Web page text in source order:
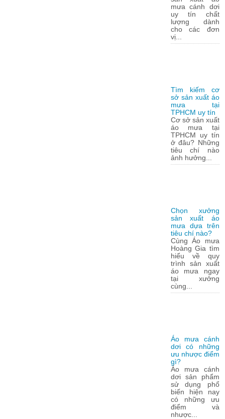
mưa cánh dơi
uy tín chất
lượng dành
cho các đơn
vị...
Tìm kiếm cơ
sở sản xuất áo
mưa tại
TPHCM uy tín
Cơ sở sản xuất
áo mưa tại
TPHCM uy tín
ở đâu? Những
tiêu chí nào
ảnh hưởng...
Chọn xưởng
sản xuất áo
mưa dựa trên
tiêu chí nào?
Cùng Áo mưa
Hoàng Gia tìm
hiểu về quy
trình sản xuất
áo mưa ngay
tại xưởng
cùng...
Áo mưa cánh
dơi có những
ưu nhược điểm
gì?
Áo mưa cánh
dơi sản phẩm
sử dụng phổ
biến hiện nay
có những ưu
điểm và
nhược...